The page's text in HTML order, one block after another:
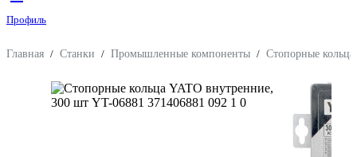
Профиль
Главная / Станки / Промышленные компоненты / Стопорные кольца